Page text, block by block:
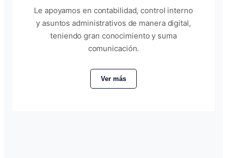
Le apoyamos en contabilidad, control interno
y asuntos administrativos de manera digital,
teniendo gran conocimiento y suma
comunicación.
Ver más